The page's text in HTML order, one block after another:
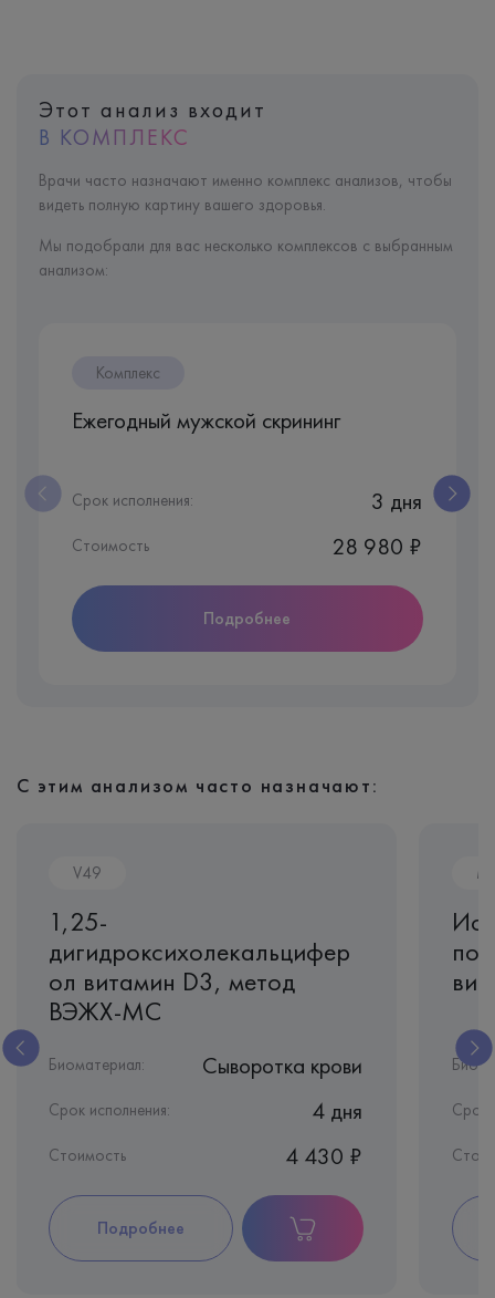
Этот анализ входит
В КОМПЛЕКС
Врачи часто назначают именно комплекс анализов, чтобы
видеть полную картину вашего здоровья.
Мы подобрали для вас несколько комплексов с выбранным
анализом:
Комплекс
Ежегодный мужской скрининг
Срок исполнения: 3 дня
Стоимость 28 980 ₽
Подробнее
С этим анализом часто назначают:
V49
1,25-
дигидроксихолекальцифер
ол витамин D3, метод
ВЭЖХ-МС
Биоматериал: Сыворотка крови
Срок исполнения: 4 дня
Стоимость 4 430 ₽
Подробнее
Срок